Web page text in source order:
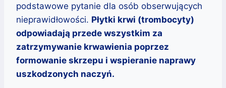
podstawowe pytanie dla osób obserwujących
nieprawidłowości. Płytki krwi (trombocyty)
odpowiadają przede wszystkim za
zatrzymywanie krwawienia poprzez
formowanie skrzepu i wspieranie naprawy
uszkodzonych naczyń.